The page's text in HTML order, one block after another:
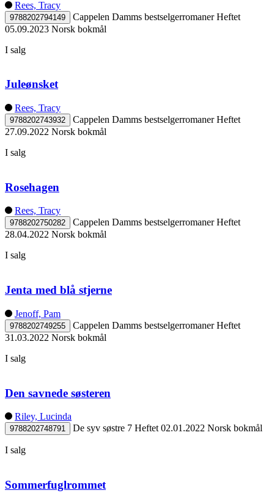
Rees, Tracy
9788202794149 Cappelen Damms bestselgerromaner Heftet
05.09.2023 Norsk bokmål
I salg
Juleønsket
Rees, Tracy
9788202743932 Cappelen Damms bestselgerromaner Heftet
27.09.2022 Norsk bokmål
I salg
Rosehagen
Rees, Tracy
9788202750282 Cappelen Damms bestselgerromaner Heftet
28.04.2022 Norsk bokmål
I salg
Jenta med blå stjerne
Jenoff, Pam
9788202749255 Cappelen Damms bestselgerromaner Heftet
31.03.2022 Norsk bokmål
I salg
Den savnede søsteren
Riley, Lucinda
9788202748791 De syv søstre 7 Heftet 02.01.2022 Norsk bokmål
I salg
Sommerfuglrommet